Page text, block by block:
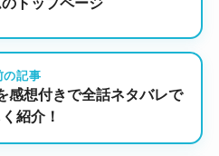
トップページ
の記事
感想付きで全話ネタバレで
紹介！